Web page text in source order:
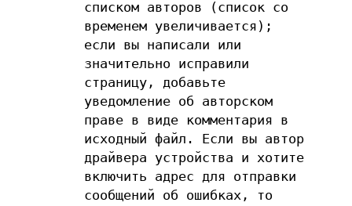
списком авторов (список со
временем увеличивается);
если вы написали или
значительно исправили
страницу, добавьте
уведомление об авторском
праве в виде комментария в
исходный файл. Если вы автор
драйвера устройства и хотите
включить адрес для отправки
сообщений об ошибках, то